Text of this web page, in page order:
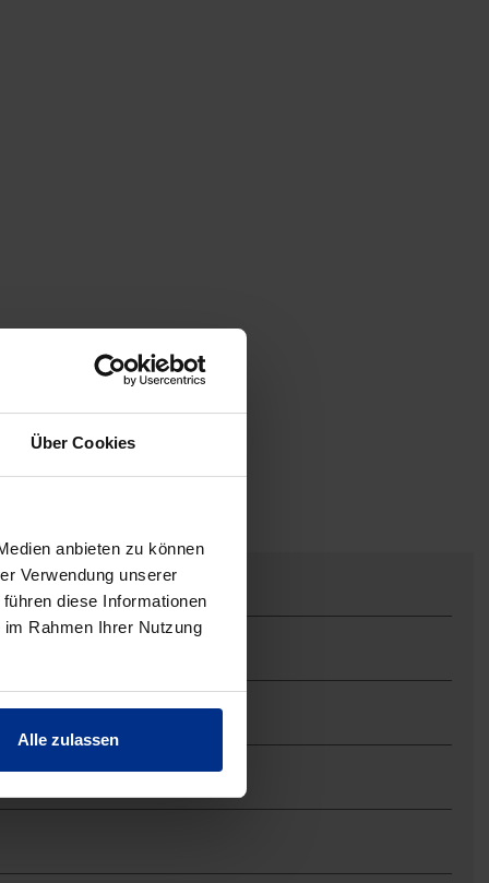
Über Cookies
anbieten zu können
Verwendung unserer
diese Informationen
Rahmen Ihrer Nutzung
Alle zulassen